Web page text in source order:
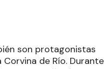
son protagonistas
de Río. Durante